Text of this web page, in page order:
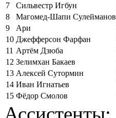
7
Сильвестр Игбун
8
Магомед-Шапи Сулейманов
9
Ари
10 Джефферсон Фарфан
11 Артём Дзюба
12 Зелимхан Бакаев
13 Алексей Сутормин
14 Иван Игнатьев
15 Фёдор Смолов
Ассистенты: